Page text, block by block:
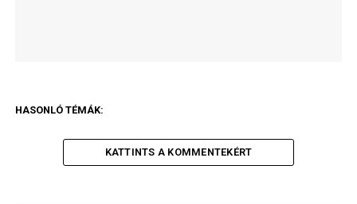
HASONLÓ TÉMÁK:
KATTINTS A KOMMENTEKÉRT